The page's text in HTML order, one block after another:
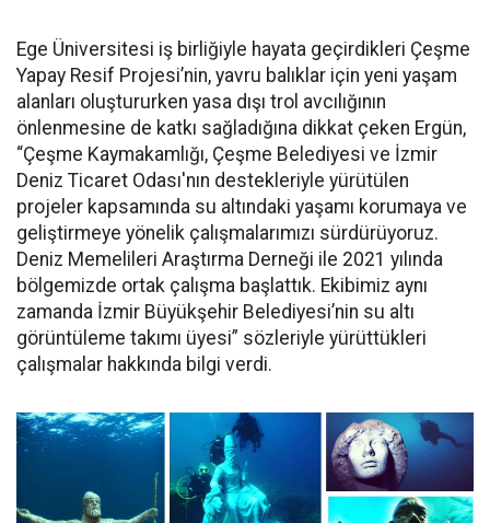
Ege Üniversitesi iş birliğiyle hayata geçirdikleri Çeşme
Yapay Resif Projesi’nin, yavru balıklar için yeni yaşam
alanları oluştururken yasa dışı trol avcılığının
önlenmesine de katkı sağladığına dikkat çeken Ergün,
“Çeşme Kaymakamlığı, Çeşme Belediyesi ve İzmir
Deniz Ticaret Odası'nın destekleriyle yürütülen
projeler kapsamında su altındaki yaşamı korumaya ve
geliştirmeye yönelik çalışmalarımızı sürdürüyoruz.
Deniz Memelileri Araştırma Derneği ile 2021 yılında
bölgemizde ortak çalışma başlattık. Ekibimiz aynı
zamanda İzmir Büyükşehir Belediyesi’nin su altı
görüntüleme takımı üyesi” sözleriyle yürüttükleri
çalışmalar hakkında bilgi verdi.